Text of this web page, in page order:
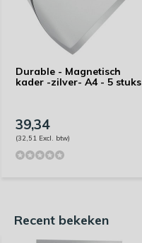
Durable - Magnetisch
kader -zilver- A4 - 5 stuks
39,34
(32,51 Excl. btw)
Recent bekeken